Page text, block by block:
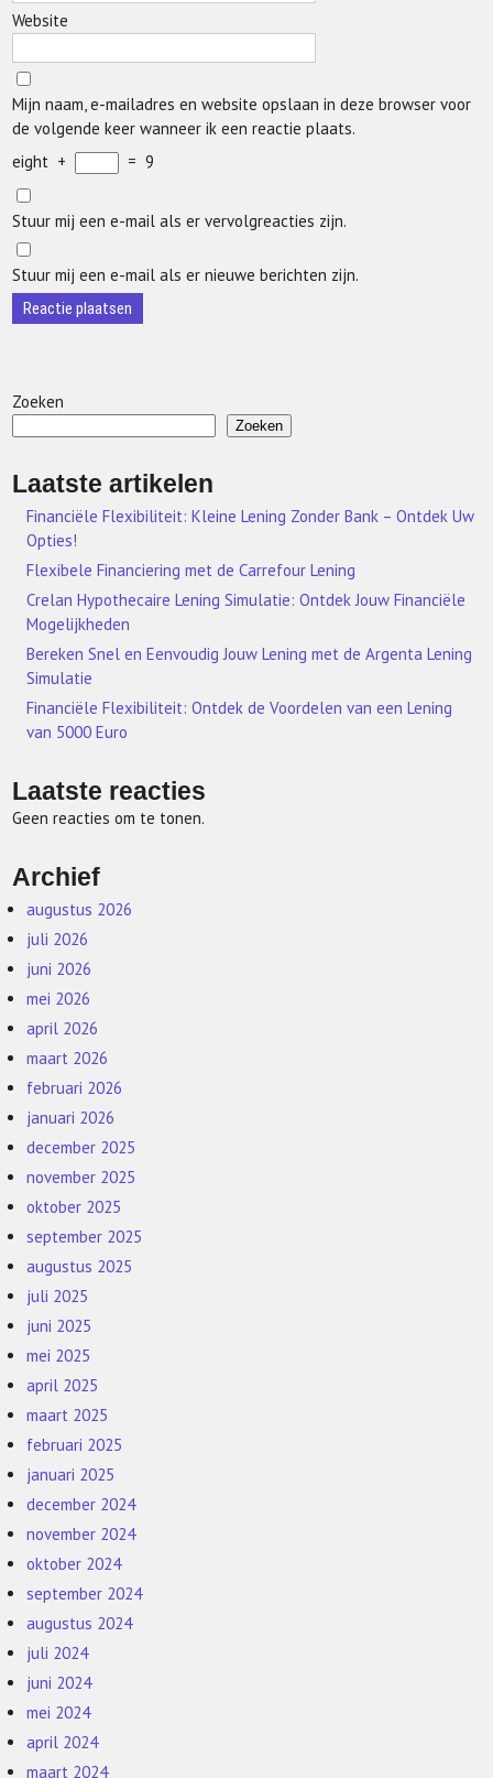
Website
Mijn naam, e-mailadres en website opslaan in deze browser voor
de volgende keer wanneer ik een reactie plaats.
eight + = 9
Stuur mij een e-mail als er vervolgreacties zijn.
Stuur mij een e-mail als er nieuwe berichten zijn.
Zoeken
Zoeken
Laatste artikelen
Financiële Flexibiliteit: Kleine Lening Zonder Bank – Ontdek Uw
Opties!
Flexibele Financiering met de Carrefour Lening
Crelan Hypothecaire Lening Simulatie: Ontdek Jouw Financiële
Mogelijkheden
Bereken Snel en Eenvoudig Jouw Lening met de Argenta Lening
Simulatie
Financiële Flexibiliteit: Ontdek de Voordelen van een Lening
van 5000 Euro
Laatste reacties
Geen reacties om te tonen.
Archief
augustus 2026
juli 2026
juni 2026
mei 2026
april 2026
maart 2026
februari 2026
januari 2026
december 2025
november 2025
oktober 2025
september 2025
augustus 2025
juli 2025
juni 2025
mei 2025
april 2025
maart 2025
februari 2025
januari 2025
december 2024
november 2024
oktober 2024
september 2024
augustus 2024
juli 2024
juni 2024
mei 2024
april 2024
maart 2024